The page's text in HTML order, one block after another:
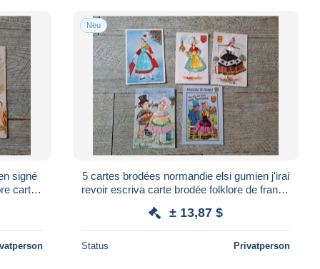
signé
Neu
5 cartes brodées normandie elsi gumien j'irai
revoir escriva carte brodée folklore de france
± 13,87 $
Status Privatperson